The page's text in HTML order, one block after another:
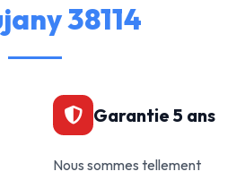
38114
Garantie 5 ans
Nous sommes tellement